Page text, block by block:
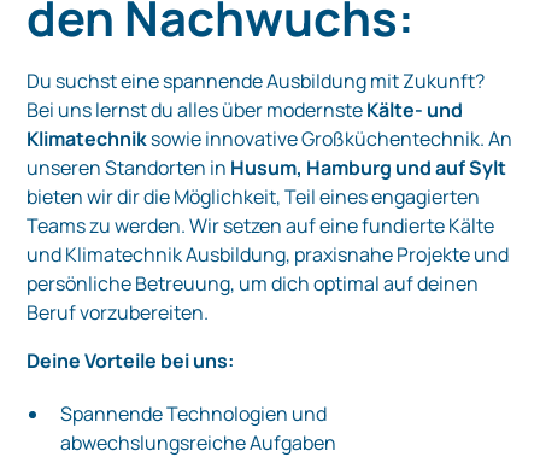
den Nachwuchs:
Du suchst eine spannende Ausbildung mit Zukunft?
Bei uns lernst du alles über modernsteKälte- und
Klimatechniksowie innovative Großküchentechnik. An
unseren Standorten in Husum, Hamburg und auf Sylt
bieten wir dir die Möglichkeit, Teil eines engagierten
Teams zu werden. Wir setzen auf eine fundierte Kälte
und Klimatechnik Ausbildung, praxisnahe Projekte und
persönliche Betreuung, um dich optimal auf deinen
Beruf vorzubereiten.
Deine Vorteile bei uns:
Spannende Technologien und
abwechslungsreiche Aufgaben